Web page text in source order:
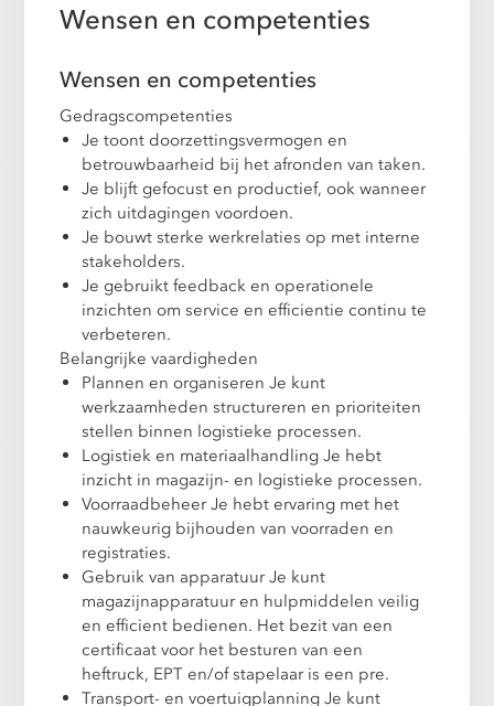
Wensen en competenties
Wensen en competenties
Gedragscompetenties
Je toont doorzettingsvermogen en
betrouwbaarheid bij het afronden van taken.
Je blijft gefocust en productief, ook wanneer
zich uitdagingen voordoen.
Je bouwt sterke werkrelaties op met interne
stakeholders.
Je gebruikt feedback en operationele
inzichten om service en efficientie continu te
verbeteren.
Belangrijke vaardigheden
Plannen en organiseren Je kunt
werkzaamheden structureren en prioriteiten
stellen binnen logistieke processen.
Logistiek en materiaalhandling Je hebt
inzicht in magazijn- en logistieke processen.
Voorraadbeheer Je hebt ervaring met het
nauwkeurig bijhouden van voorraden en
registraties.
Gebruik van apparatuur Je kunt
magazijnapparatuur en hulpmiddelen veilig
en efficient bedienen. Het bezit van een
certificaat voor het besturen van een
heftruck, EPT en/of stapelaar is een pre.
Transport- en voertuigplanning Je kunt